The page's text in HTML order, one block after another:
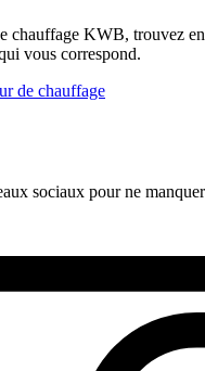
chauffage KWB, trouvez
vous correspond.
de chauffage
sociaux pour ne